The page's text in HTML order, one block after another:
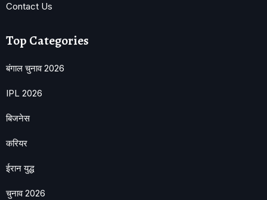
Contact Us
Top Categories
बंगाल चुनाव 2026
IPL 2026
बिजनेस
करियर
ईरान युद्ध
चुनाव 2026